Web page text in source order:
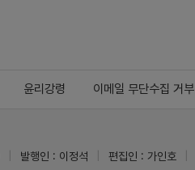
윤리강령 이메일 무단수집 거부
발행인 : 이정석 편집인 : 가인호